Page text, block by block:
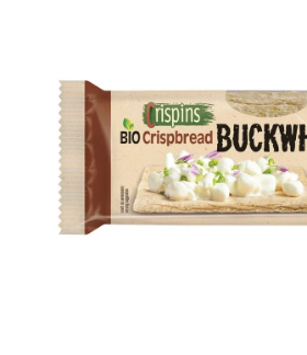
hvězdiček.